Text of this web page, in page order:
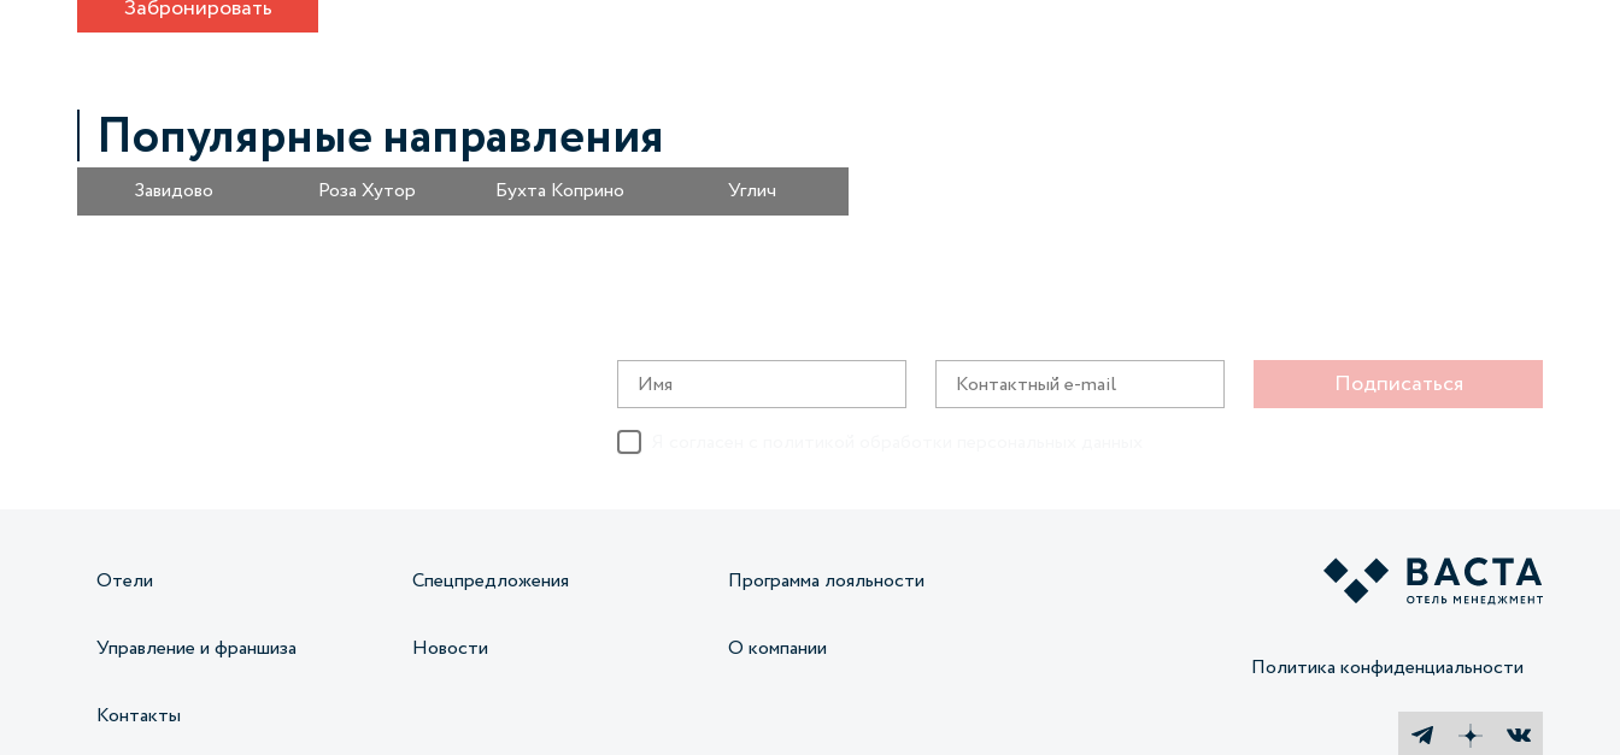
Забронировать
Популярные направления
Завидово Роза Хутор Бухта Коприно Углич
Подписаться
Отели Спецпредложения Программа лояльности
Управление и франшиза Новости О компании
Контакты
Политика конфиденциальности